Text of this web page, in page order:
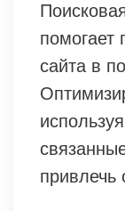
помогает
сайта в
привлечь